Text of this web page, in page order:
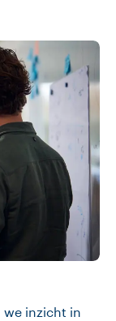
we inzicht in